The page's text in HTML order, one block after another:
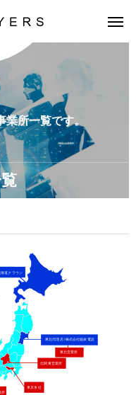
所一覧です。
東北営業所
東北代理店 / 株式会社協栄電設
北関東営業所
東京本社
所
海道クラウン